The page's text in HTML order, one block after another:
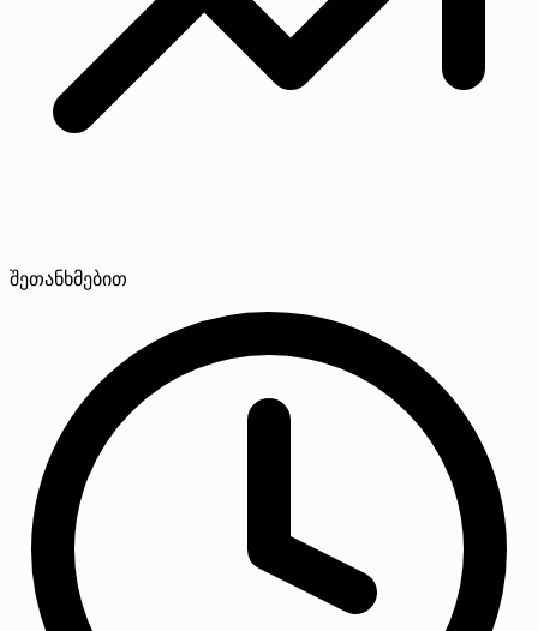
შეთანხმებით